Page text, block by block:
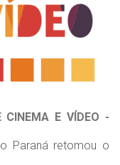
CINEMA E VÍDEO -
Paraná retomou o